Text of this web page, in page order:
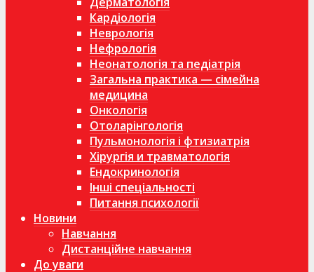
Кардіологія
Неврологія
Нефрологія
Неонатологія та педіатрія
Загальна практика — сімейна
медицина
Онкологія
Отоларінгологія
Пульмонологія і фтизиатрія
Хірургія и травматологія
Ендокринологія
Інші спеціальності
Питання психології
Новини
Навчання
Дистанційне навчання
До уваги